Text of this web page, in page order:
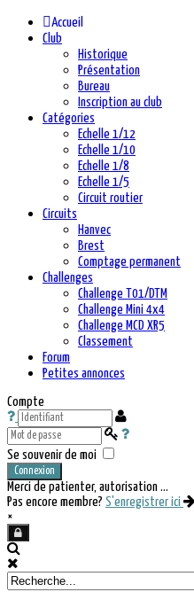
Accueil
Club
Historique
Présentation
Bureau
Inscription au club
Catégories
Echelle 1/12
Echelle 1/10
Echelle 1/8
Echelle 1/5
Circuit routier
Circuits
Hanvec
Brest
Comptage permanent
Challenges
Challenge T01/DTM
Challenge Mini 4x4
Challenge MCD XR5
Classement
Forum
Petites annonces
Compte
Se souvenir de moi
Connexion
Merci de patienter, autorisation ...
Pas encore membre? S'enregistrer ici
×
précédente
précédent
suivante
suivant